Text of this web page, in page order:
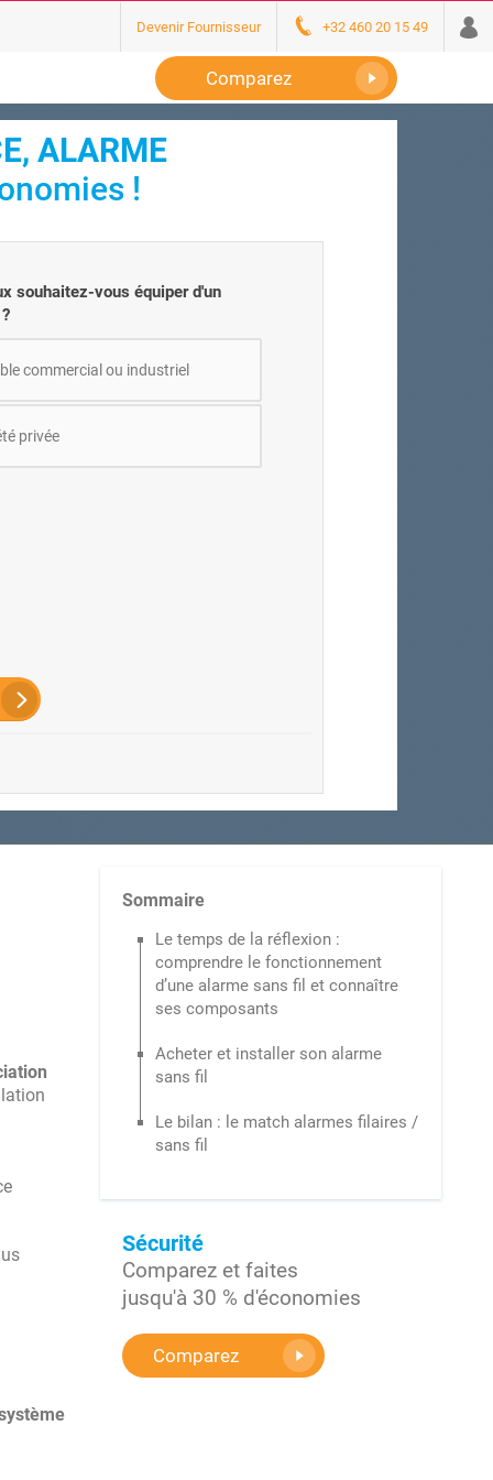
Devenir Fournisseur +32 460 20 15 49
Comparez
ALARME
!
souhaitez-vous équiper d'un
commercial ou industriel
privée
Sommaire
Le temps de la réflexion :
comprendre le fonctionnement
d’une alarme sans fil et connaître
ses composants
Acheter et installer son alarme
sans fil
Le bilan : le match alarmes filaires /
sans fil
Sécurité
Comparez et faites
jusqu'à 30 % d'économies
Comparez